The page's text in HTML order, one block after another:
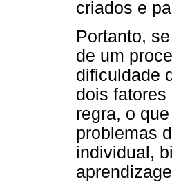
criados e
Portanto,
de um
dificuldade
dois
regra, o
problemas
individual,